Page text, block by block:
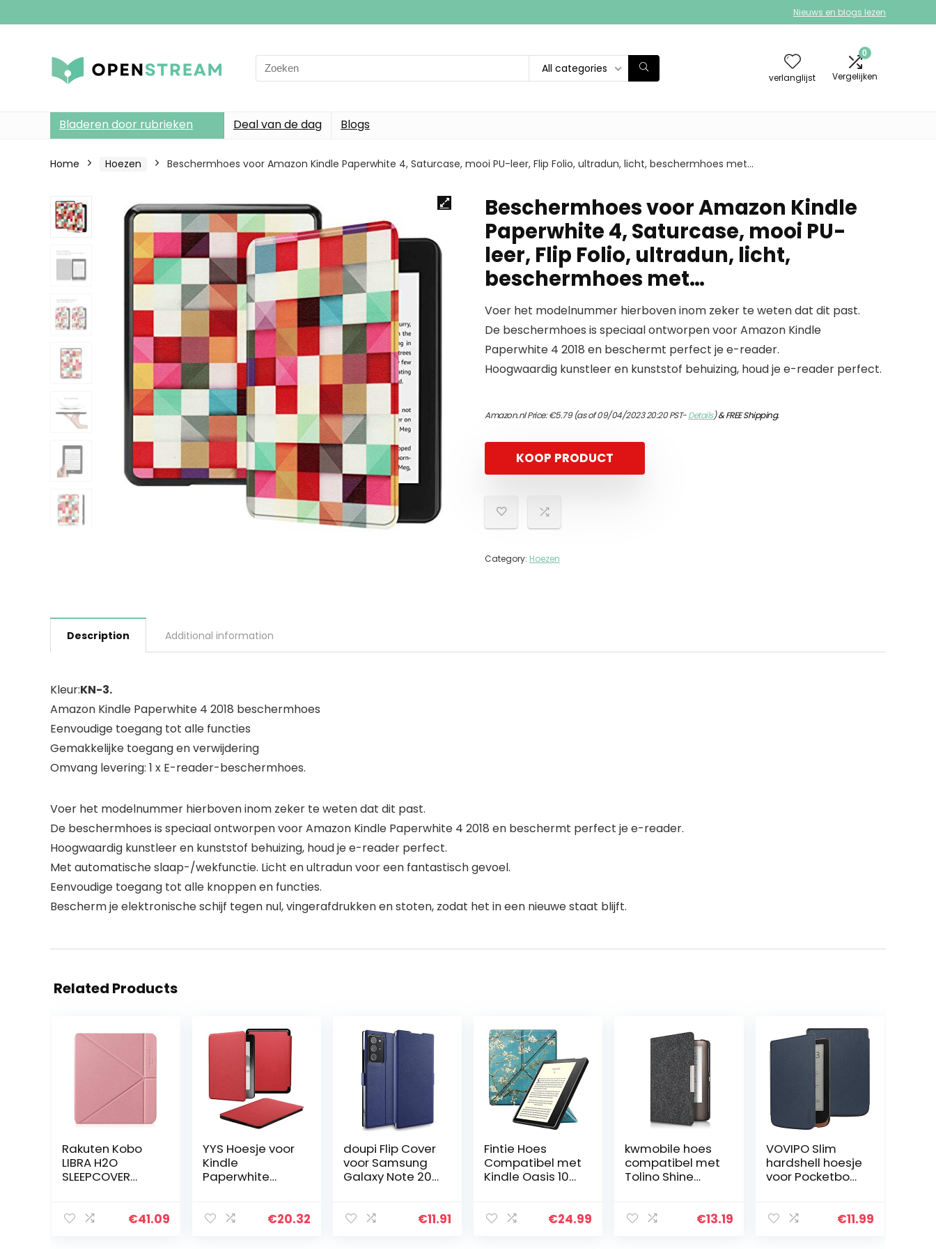
Nieuws en blogs lezen
Search
for:
All categories
verlanglijst
0
Vergelijken
Bladeren door rubrieken Deal van de dag Blogs
Home Hoezen Beschermhoes voor Amazon Kindle Paperwhite 4, Saturcase, mooi PU-leer, Flip Folio, ultradun, licht, beschermhoes met…
Beschermhoes voor Amazon Kindle
Paperwhite 4, Saturcase, mooi PU-
leer, Flip Folio, ultradun, licht,
beschermhoes met…
Voer het modelnummer hierboven inom zeker te weten dat dit past.
De beschermhoes is speciaal ontworpen voor Amazon Kindle
Paperwhite 4 2018 en beschermt perfect je e-reader.
Hoogwaardig kunstleer en kunststof behuizing, houd je e-reader perfect.
Amazon.nl Price:€5.79(as of 09/04/2023 20:20 PST-Details)&FREE Shipping.
KOOP PRODUCT
Category: Hoezen
Description Additional information
Kleur:KN-3.
Amazon Kindle Paperwhite 4 2018 beschermhoes
Eenvoudige toegang tot alle functies
Gemakkelijke toegang en verwijdering
Omvang levering: 1 x E-reader-beschermhoes.
Voer het modelnummer hierboven inom zeker te weten dat dit past.
De beschermhoes is speciaal ontworpen voor Amazon Kindle Paperwhite 4 2018 en beschermt perfect je e-reader.
Hoogwaardig kunstleer en kunststof behuizing, houd je e-reader perfect.
Met automatische slaap-/wekfunctie. Licht en ultradun voor een fantastisch gevoel.
Eenvoudige toegang tot alle knoppen en functies.
Bescherm je elektronische schijf tegen nul, vingerafdrukken en stoten, zodat het in een nieuwe staat blijft.
Related Products
Rakuten Kobo
LIBRA H2O
SLEEPCOVER
case Folio 17,8
€41.09
YYS Hoesje voor
Kindle
Paperwhite
Reader –
€20.32
doupi Flip Cover
voor Samsung
Galaxy Note 20
Flip Case Book
€11.91
Fintie Hoes
Compatibel met
Kindle Oasis 10e
Generatie (2017
€24.99
kwmobile hoes
compatibel met
Tolino Shine
beschermhoes
€13.19
VOVIPO Slim
hardshell hoesje
voor Pocketbook
5/Touch Lux
€11.99